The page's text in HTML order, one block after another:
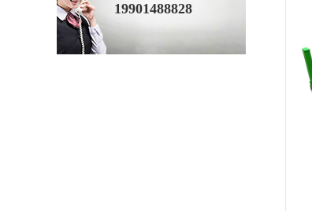
19901488828